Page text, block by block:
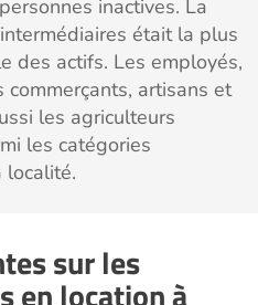
inactives. La
était la plus
des actifs. Les employés,
commerçants, artisans et
les agriculteurs
les catégories
localité.
sur les